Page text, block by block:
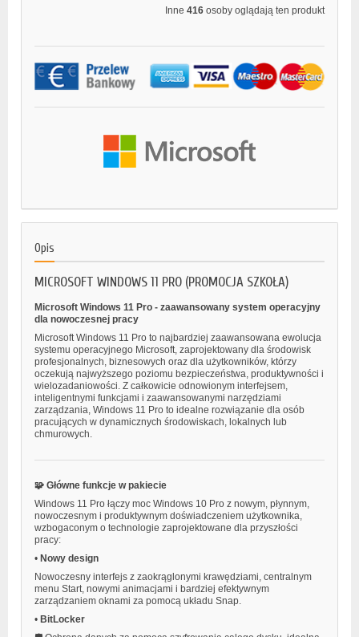
Inne 416 osoby oglądają ten produkt
Opis
MICROSOFT WINDOWS 11 PRO (PROMOCJA SZKOŁA)
Microsoft Windows 11 Pro - zaawansowany system operacyjny
dla nowoczesnej pracy
Microsoft Windows 11 Pro to najbardziej zaawansowana ewolucja
systemu operacyjnego Microsoft, zaprojektowany dla środowisk
profesjonalnych, biznesowych oraz dla użytkowników, którzy
oczekują najwyższego poziomu bezpieczeństwa, produktywności i
wielozadaniowości. Z całkowicie odnowionym interfejsem,
inteligentnymi funkcjami i zaawansowanymi narzędziami
zarządzania, Windows 11 Pro to idealne rozwiązanie dla osób
pracujących w dynamicznych środowiskach, lokalnych lub
chmurowych.
🧩 Główne funkcje w pakiecie
Windows 11 Pro łączy moc Windows 10 Pro z nowym, płynnym,
nowoczesnym i produktywnym doświadczeniem użytkownika,
wzbogaconym o technologie zaprojektowane dla przyszłości
pracy:
• Nowy design
Nowoczesny interfejs z zaokrąglonymi krawędziami, centralnym
menu Start, nowymi animacjami i bardziej efektywnym
zarządzaniem oknami za pomocą układu Snap.
• BitLocker